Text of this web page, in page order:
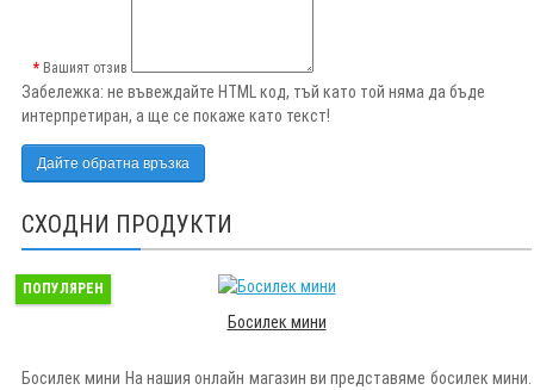
Вашият отзив
Забележка: не въвеждайте HTML код, тъй като той няма да бъде
интерпретиран, а ще се покаже като текст!
Дайте обратна връзка
СХОДНИ ПРОДУКТИ
ПОПУЛЯРЕН
Босилек мини
Босилек мини На нашия онлайн магазин ви представяме босилек мини.